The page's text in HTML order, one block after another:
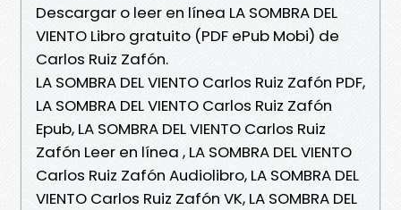
Descargar o leer en línea LA SOMBRA DEL
VIENTO Libro gratuito (PDF ePub Mobi) de
Carlos Ruiz Zafón.
LA SOMBRA DEL VIENTO Carlos Ruiz Zafón PDF,
LA SOMBRA DEL VIENTO Carlos Ruiz Zafón
Epub, LA SOMBRA DEL VIENTO Carlos Ruiz
Zafón Leer en línea , LA SOMBRA DEL VIENTO
Carlos Ruiz Zafón Audiolibro, LA SOMBRA DEL
VIENTO Carlos Ruiz Zafón VK, LA SOMBRA DEL